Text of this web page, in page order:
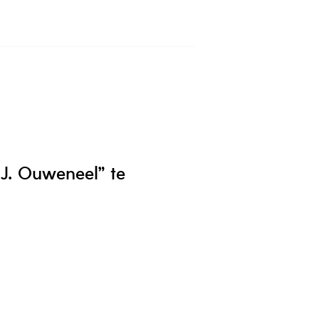
Ouweneel” te